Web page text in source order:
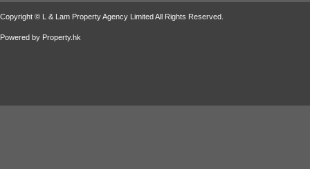
Copyright © L & Lam Property Agency Limited All Rights Reserved.
Powered by Property.hk